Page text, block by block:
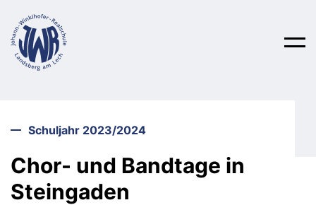
Schulleben
Über uns
Unterricht
Schuljahr 2023/2024
Chor- und Bandtage in
Steingaden